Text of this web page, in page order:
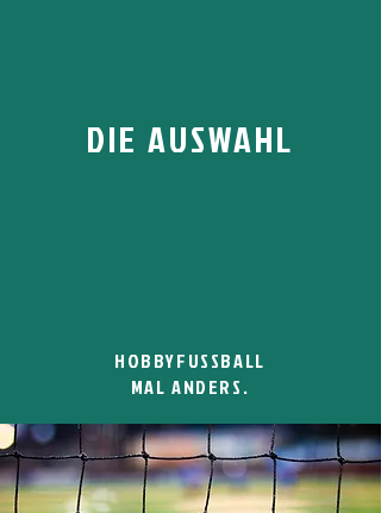
DIE AUSWAHL
HOBBYFUSSBALL
MAL ANDERS.